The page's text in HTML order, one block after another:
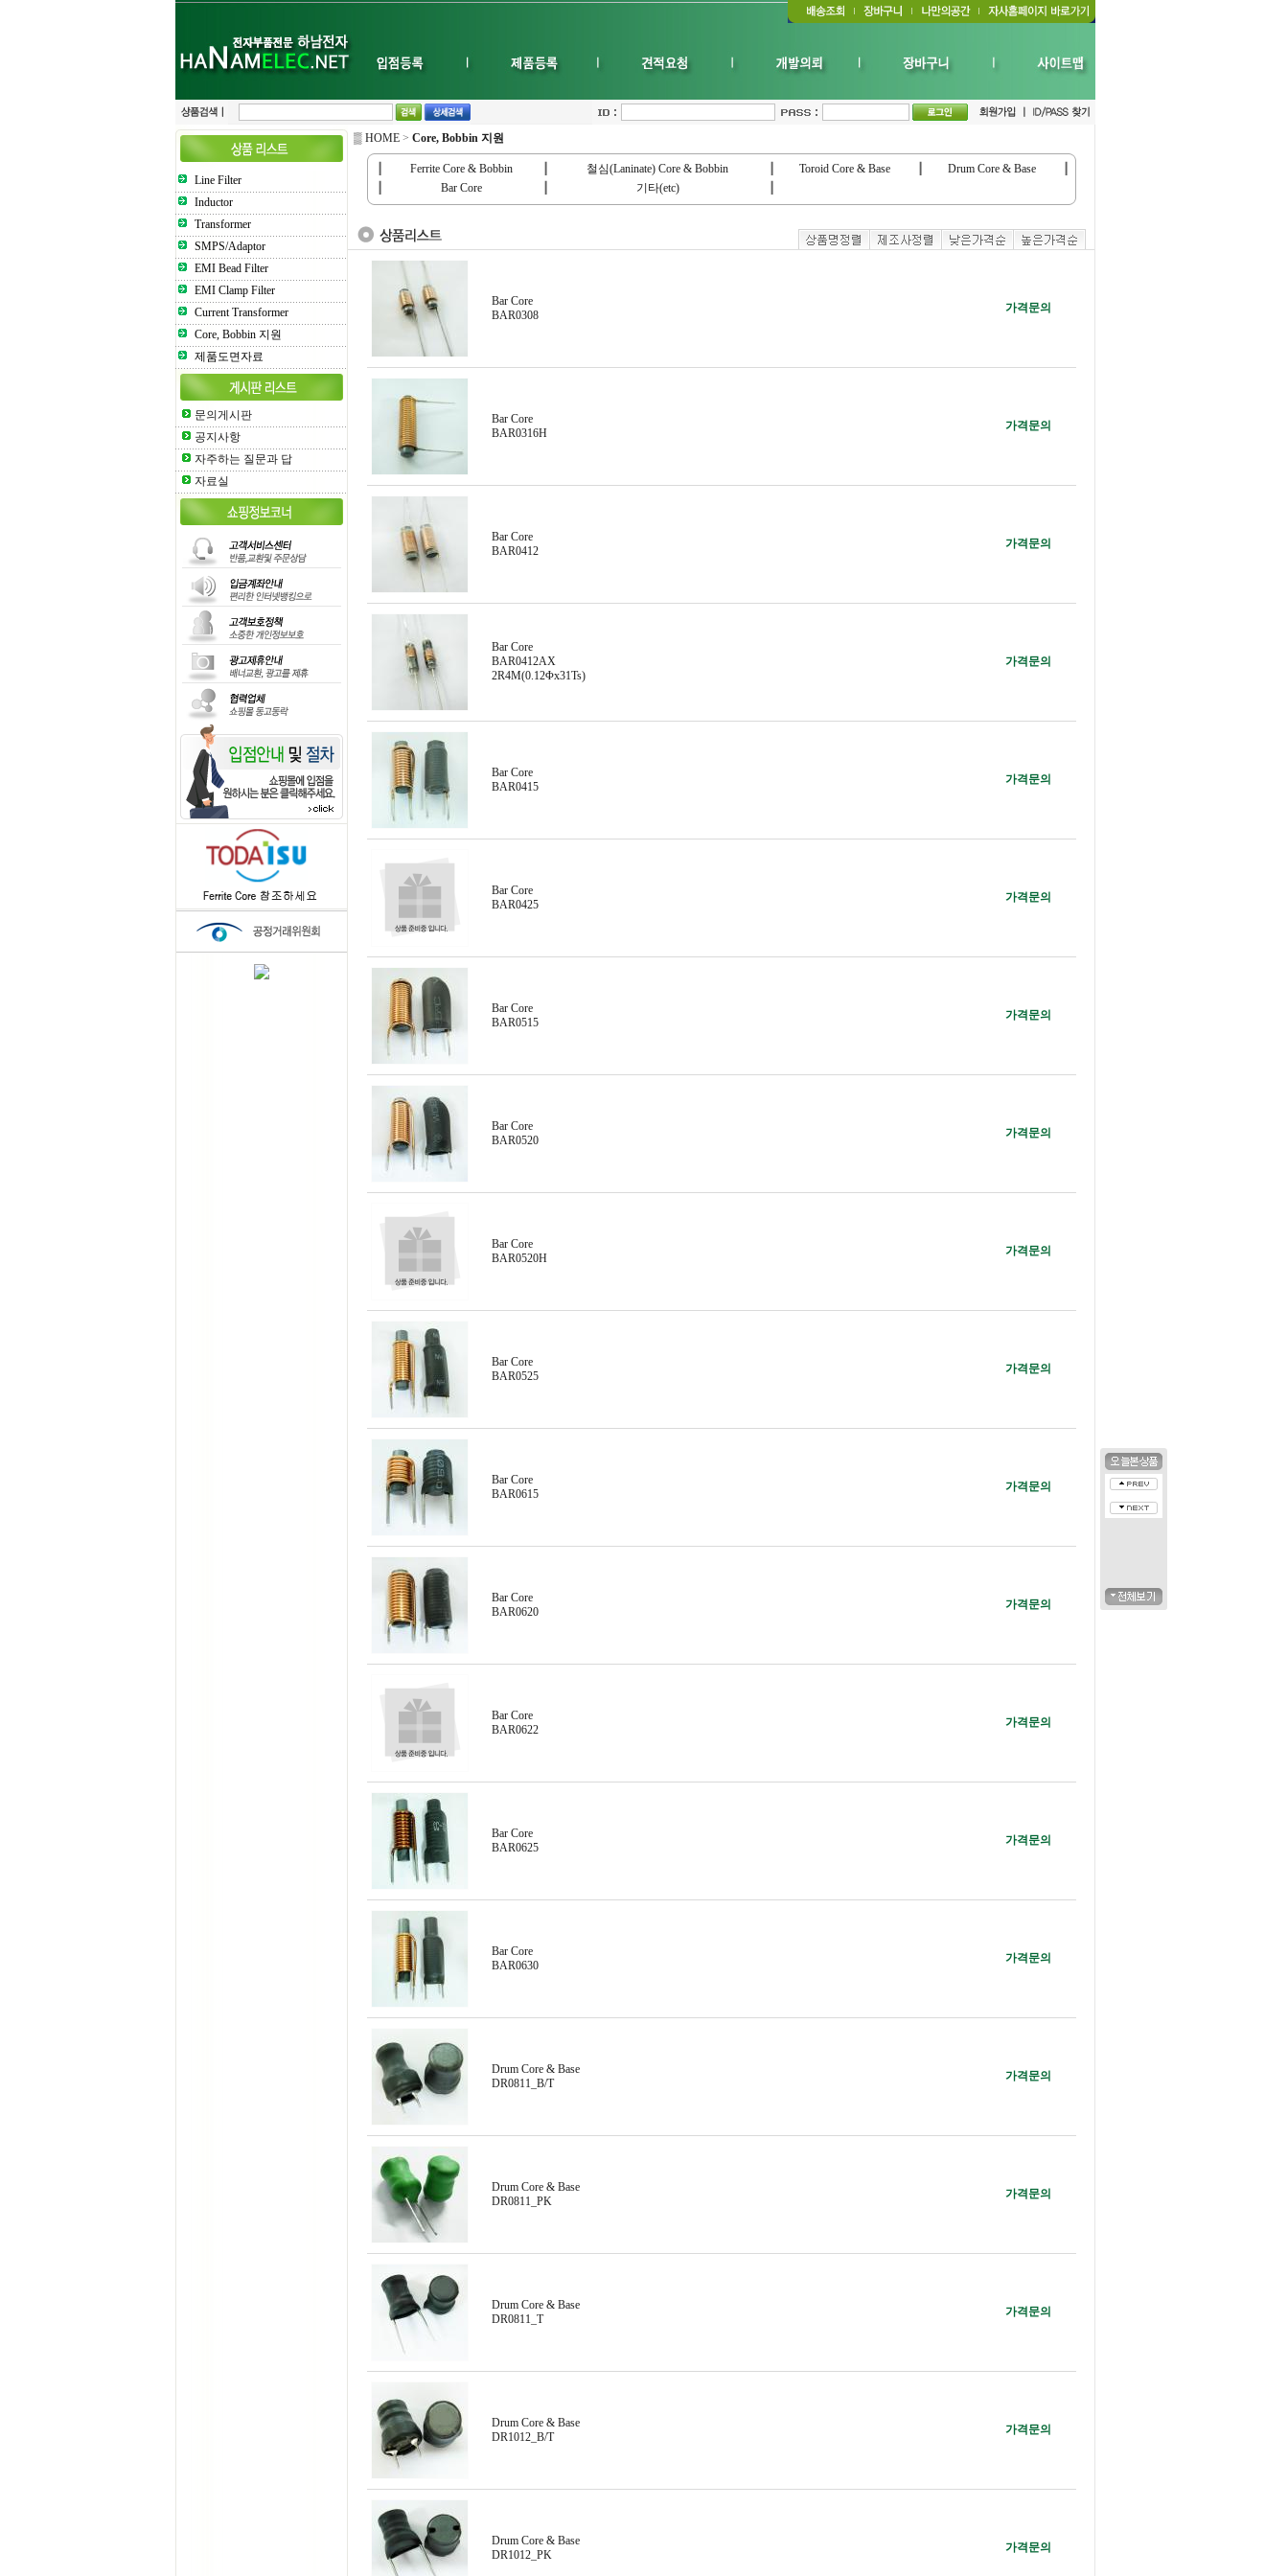
Line Filter
Inductor
Transformer
SMPS/Adaptor
EMI Bead Filter
EMI Clamp Filter
Current Transformer
Core, Bobbin 지원
제품도면자료
문의게시판
공지사항
자주하는 질문과 답
자료실
▒ HOME > Core, Bobbin 지원
Ferrite Core & Bobbin 철심(Laninate) Core & Bobbin Toroid Core & Base Drum Core & Base
Bar Core 기타(etc)
Bar Core
BAR0308
가격문의
Bar Core
BAR0316H
가격문의
Bar Core
BAR0412
가격문의
Bar Core
BAR0412AX
2R4M(0.12Φx31Ts)
가격문의
Bar Core
BAR0415
가격문의
Bar Core
BAR0425
가격문의
Bar Core
BAR0515
가격문의
Bar Core
BAR0520
가격문의
Bar Core
BAR0520H
가격문의
Bar Core
BAR0525
가격문의
Bar Core
BAR0615
가격문의
Bar Core
BAR0620
가격문의
Bar Core
BAR0622
가격문의
Bar Core
BAR0625
가격문의
Bar Core
BAR0630
가격문의
Drum Core & Base
DR0811_B/T
가격문의
Drum Core & Base
DR0811_PK
가격문의
Drum Core & Base
DR0811_T
가격문의
Drum Core & Base
DR1012_B/T
가격문의
Drum Core & Base
DR1012_PK
가격문의